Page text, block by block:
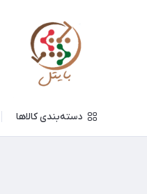
دسته‌بندی کالاها